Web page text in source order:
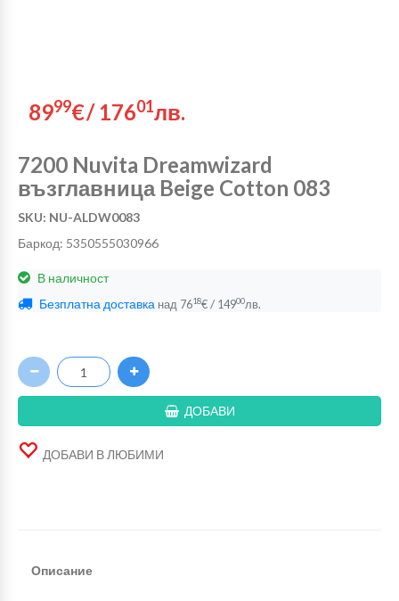
8999€/ 17601лв.
7200 Nuvita Dreamwizard
възглавница Beige Cotton 083
SKU: NU-ALDW0083
Баркод: 5350555030966
В наличност
Безплатна доставка над 7618€ / 14900лв.
ДОБАВИ
ДОБАВИ В ЛЮБИМИ
Описание